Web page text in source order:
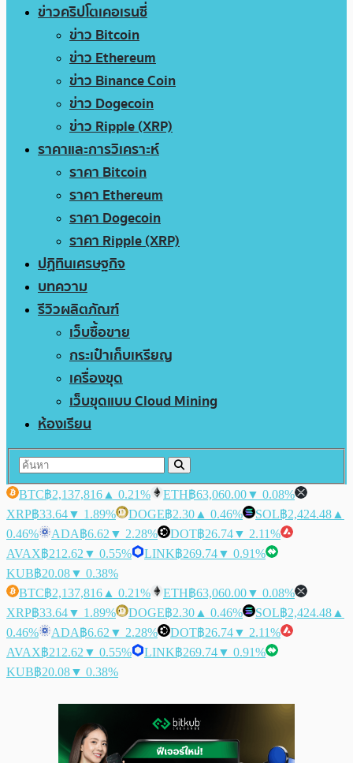
ข่าวคริปโตเคอเรนซี่
ข่าว Bitcoin
ข่าว Ethereum
ข่าว Binance Coin
ข่าว Dogecoin
ข่าว Ripple (XRP)
ราคาและการวิเคราะห์
ราคา Bitcoin
ราคา Ethereum
ราคา Dogecoin
ราคา Ripple (XRP)
ปฏิทินเศรษฐกิจ
บทความ
รีวิวผลิตภัณฑ์
เว็บซื้อขาย
กระเป๋าเก็บเหรียญ
เครื่องขุด
เว็บขุดแบบ Cloud Mining
ห้องเรียน
BTC฿2,137,816 ▲ 0.21% ETH฿63,060.00▼ 0.08%
XRP฿33.64▼ 1.89% DOGE฿2.30 ▲ 0.46% SOL฿2,424.48 ▲
0.46%
ADA฿6.62 ▼ 2.28% DOT฿26.74▼ 2.11%
AVAX฿212.62 ▼ 0.55% LINK฿269.74▼ 0.91%
KUB฿20.08▼ 0.38%
BTC฿2,137,816 ▲ 0.21% ETH฿63,060.00▼ 0.08%
XRP฿33.64▼ 1.89% DOGE฿2.30 ▲ 0.46% SOL฿2,424.48 ▲
0.46%
ADA฿6.62 ▼ 2.28% DOT฿26.74▼ 2.11%
AVAX฿212.62 ▼ 0.55% LINK฿269.74▼ 0.91%
KUB฿20.08▼ 0.38%